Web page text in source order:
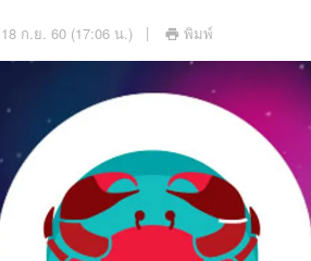
อัปเดตจีน
เช็กข่าวชัวร์
ดาวน์โหลดสนุกแอปฟรี ติดตา
18 ก.ย. 60 (17:06 น.) พิมพ์